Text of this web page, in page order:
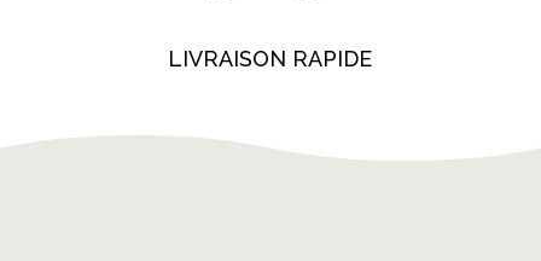
LIVRAISON RAPIDE